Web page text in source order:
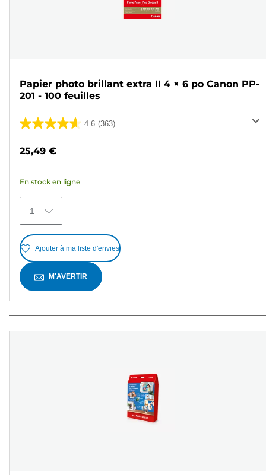
Papier photo brillant extra II 4 × 6 po Canon PP-
201 - 100 feuilles
4.6 (363)
4.6
363
avis
25,49 €
En stock en ligne
1
Ajouter à ma liste d'envies
M'AVERTIR